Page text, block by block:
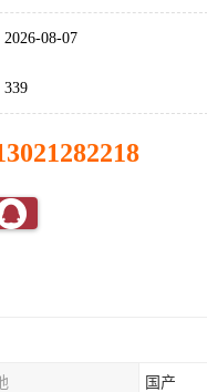
2026-08-07
339
国产